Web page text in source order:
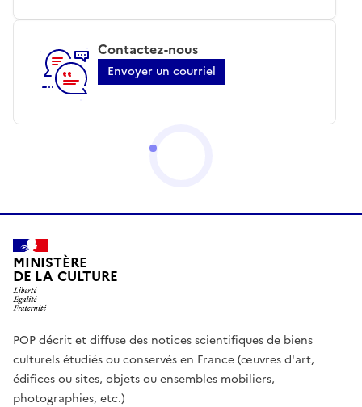
Contactez-nous
Envoyer un courriel
MINISTÈRE
DE LA CULTURE
POP décrit et diffuse des notices scientifiques de biens
culturels étudiés ou conservés en France (œuvres d'art,
édifices ou sites, objets ou ensembles mobiliers,
photographies, etc.)